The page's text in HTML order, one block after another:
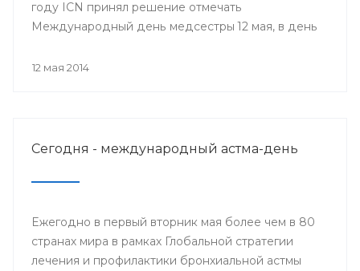
году ICN принял решение отмечать
Международный день медсестры 12 мая, в день
основательниц службы сестёр милосердия
12 мая 2014
Сегодня - международный астма-день
Ежегодно в первый вторник мая более чем в 80
странах мира в рамках Глобальной стратегии
лечения и профилактики бронхиальной астмы